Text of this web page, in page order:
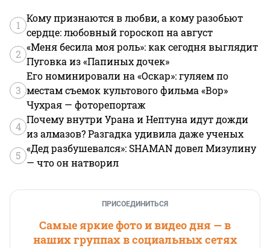
1
Кому признаются в любви, а кому разобьют
сердце: любовный гороскоп на август
2
«Меня бесила моя роль»: как сегодня выглядит
Пуговка из «Папиных дочек»
3
Его номинировали на «Оскар»: гуляем по
местам съемок культового фильма «Вор»
Чухрая — фоторепортаж
4
Почему внутри Урана и Нептуна идут дожди
из алмазов? Разгадка удивила даже ученых
5
«Дед разбушевался»: SHAMAN довел Мизулину
— что он натворил
ПРИСОЕДИНИТЬСЯ
Самые яркие фото и видео дня — в
наших группах в социальных сетях